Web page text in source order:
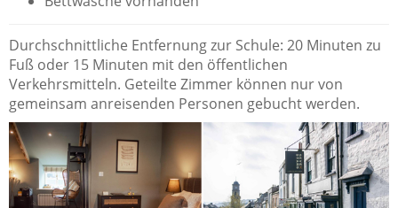
Durchschnittliche Entfernung zur Schule: 20 Minuten zu
Fuß oder 15 Minuten mit den öffentlichen
Verkehrsmitteln. Geteilte Zimmer können nur von
gemeinsam anreisenden Personen gebucht werden.